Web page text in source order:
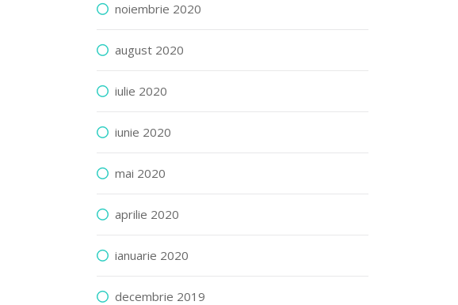
noiembrie 2020
august 2020
iulie 2020
iunie 2020
mai 2020
aprilie 2020
ianuarie 2020
decembrie 2019